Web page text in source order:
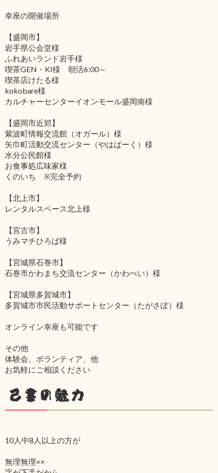
幸座の開催場所
【盛岡市】
岩手県公会堂様
ふれあいランド岩手様
喫茶GEN・KI様 朝活6:00～
喫茶店けたる様
kokobare様
カルチャーセンターイオンモール盛岡南様
【盛岡市近郊】
紫波町情報交流館（オガール）様
矢巾町活動交流センター（やはぱーく）様
水分公民館様
お食事処広味家様
くのいち ※完全予約
【北上市】
レンタルスペース北上様
【宮古市】
うみマチひろば様
【宮城県石巻市】
石巻市かわまち交流センター（かわべい）様
【宮城県多賀城市】
多賀城市市民活動サポートセンター（たがさぽ）様
オンライン幸座も可能です
その他
体験会、ボランティア、他
お気軽にご相談ください
己書の魅力
10人中8人以上の方が
無理無理××